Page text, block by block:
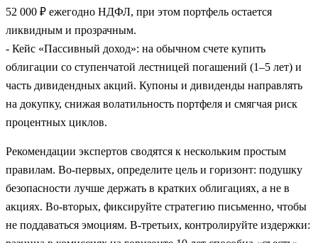
52 000 ₽ ежегодно НДФЛ, при этом портфель остается
ликвидным и прозрачным.
- Кейс «Пассивный доход»: на обычном счете купить
облигации со ступенчатой лестницей погашений (1–5 лет) и
часть дивидендных акций. Купоны и дивиденды направлять
на докупку, снижая волатильность портфеля и смягчая риск
процентных циклов.
Рекомендации экспертов сводятся к нескольким простым
правилам. Во‑первых, определите цель и горизонт: подушку
безопасности лучше держать в кратких облигациях, а не в
акциях. Во‑вторых, фиксируйте стратегию письменно, чтобы
не поддаваться эмоциям. В‑третьих, контролируйте издержки: